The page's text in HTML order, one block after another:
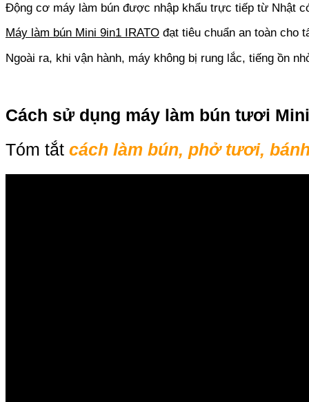
Động cơ máy làm bún được nhập khẩu trực tiếp từ Nhật
Máy làm bún Mini 9in1 IRATO đạt tiêu chuẩn an toàn cho
Ngoài ra, khi vận hành, máy không bị rung lắc, tiếng ồn
Cách sử dụng máy làm bún tươi
Tóm tắt cách làm bún, phở tươi,